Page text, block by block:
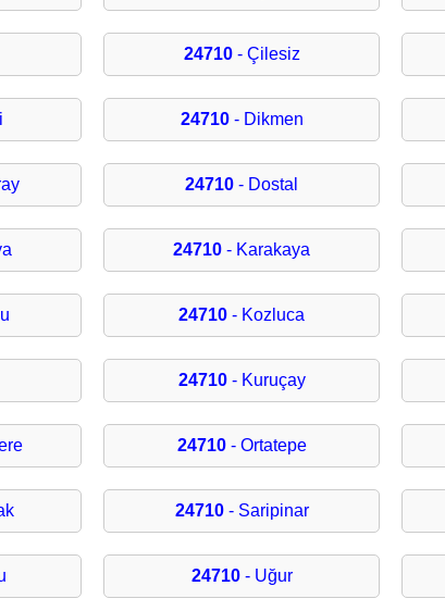
24710- Çilesiz
24710- Dikmen
24710 - Dostal
24710 - Karakaya
24710 - Kozluca
24710- Kuruçay
24710- Ortatepe
24710- Saripinar
24710- Uğur